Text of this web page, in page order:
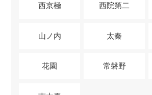
西京極 西院第二
山ノ内 太秦
花園 常磐野